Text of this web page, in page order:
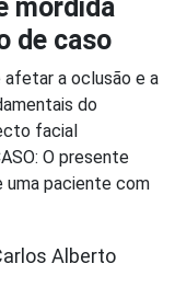
mordida
de caso
afetar a oclusão e a
do
facial
O presente
paciente com
Alberto